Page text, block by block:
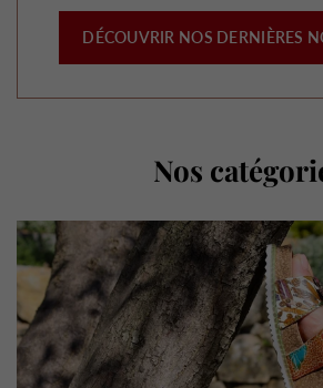
DÉCOUVRIR NOS DERNIÈRES
Nos